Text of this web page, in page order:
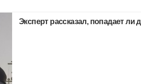
Эксперт рассказал, попадает ли